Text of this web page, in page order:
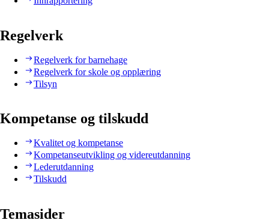
Regelverk
Regelverk for barnehage
Regelverk for skole og opplæring
Tilsyn
Kompetanse og tilskudd
Kvalitet og kompetanse
Kompetanseutvikling og videreutdanning
Lederutdanning
Tilskudd
Temasider